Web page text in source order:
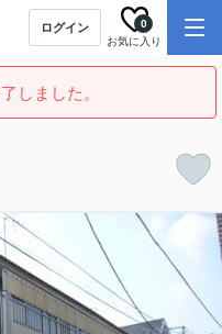
ログイン
お気に入り
0
しました。